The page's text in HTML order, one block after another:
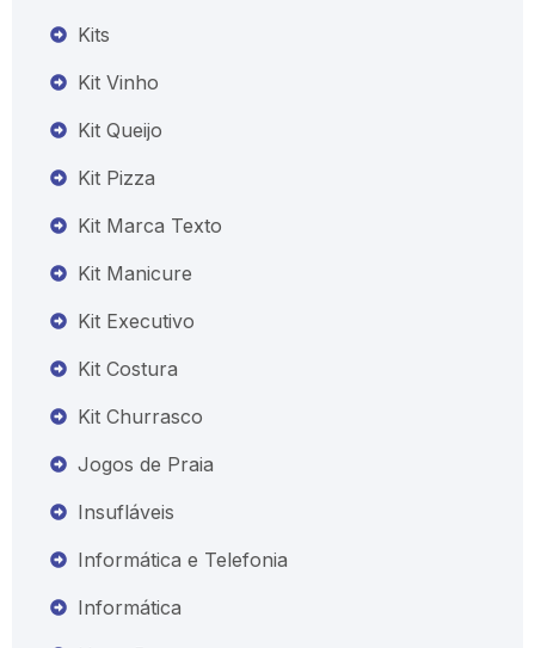
Kits
Kit Vinho
Kit Queijo
Kit Pizza
Kit Marca Texto
Kit Manicure
Kit Executivo
Kit Costura
Kit Churrasco
Jogos de Praia
Insufláveis
Informática e Telefonia
Informática